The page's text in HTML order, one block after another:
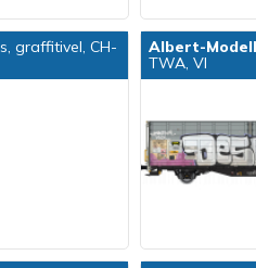
graffitivel, CH-
Albert-Modell
TWA, VI